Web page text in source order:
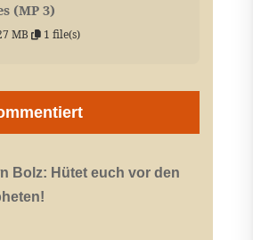
(MP 3)
MB 1 file(s)
Bolz: Hütet euch vor den